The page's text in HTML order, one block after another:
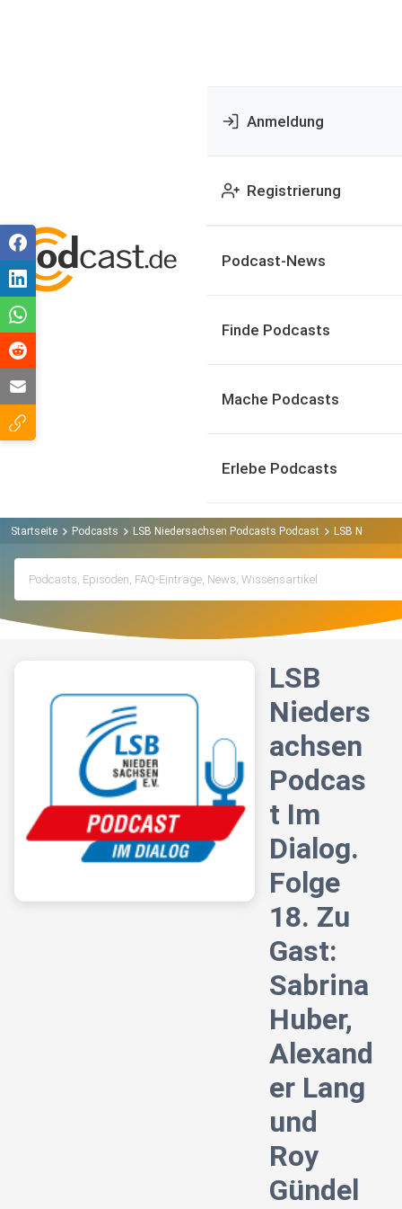
Anmeldung
Registrierung
Podcast-News
Finde Podcasts
Mache Podcasts
Erlebe Podcasts
Startseite Podcasts LSB Niedersachsen Podcasts Podcast LSB
LSB
Nieders
achsen
Podcas
t Im
Dialog.
Folge
18. Zu
Gast:
Sabrina
Huber,
Alexand
er Lang
und
Roy
Gündel